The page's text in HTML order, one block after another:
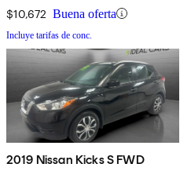
$10,672 Buena oferta
Incluye tarifas de conc.
2019 Nissan Kicks S FWD